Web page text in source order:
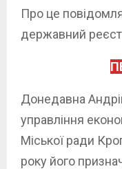
Про це
державний
Донедавна
управління
Міської ради
року його